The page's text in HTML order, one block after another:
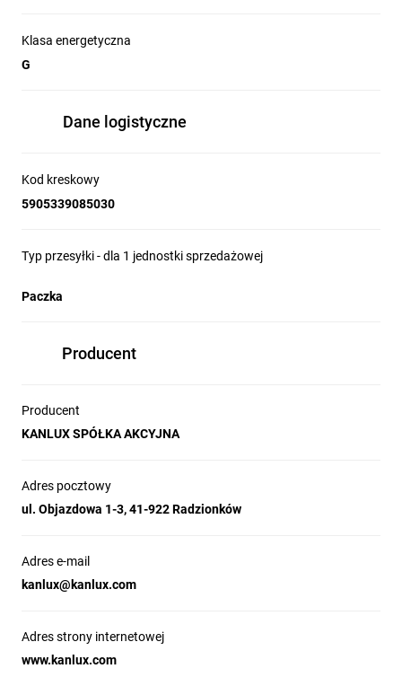
Klasa energetyczna
G
Dane logistyczne
Kod kreskowy
5905339085030
Typ przesyłki - dla 1 jednostki sprzedażowej
Paczka
Producent
Producent
KANLUX SPÓŁKA AKCYJNA
Adres pocztowy
ul. Objazdowa 1-3, 41-922 Radzionków
Adres e-mail
kanlux@kanlux.com
Adres strony internetowej
www.kanlux.com